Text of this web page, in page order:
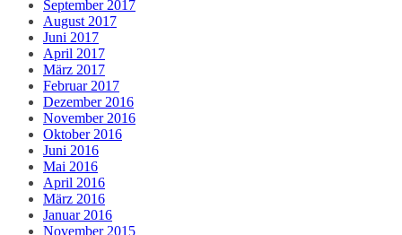
September 2017
August 2017
Juni 2017
April 2017
März 2017
Februar 2017
Dezember 2016
November 2016
Oktober 2016
Juni 2016
Mai 2016
April 2016
März 2016
Januar 2016
November 2015